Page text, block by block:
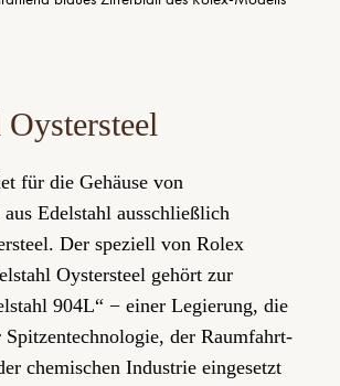
für die Gehäuse von
Edelstahl ausschließlich
Der speziell von Rolex
Oystersteel gehört zur
904L“ − einer Legierung, die
Spitzen­technologie, der Raumfahrt­
chemischen Industrie eingesetzt